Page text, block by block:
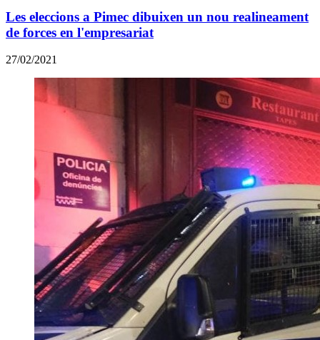
Les eleccions a Pimec dibuixen un nou realineament
de forces en l'empresariat
27/02/2021